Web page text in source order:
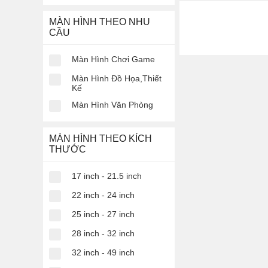
MÀN HÌNH THEO NHU
CẦU
Màn Hình Chơi Game
Màn Hình Đồ Họa,Thiết
Kế
Màn Hình Văn Phòng
MÀN HÌNH THEO KÍCH
THƯỚC
17 inch - 21.5 inch
22 inch - 24 inch
25 inch - 27 inch
28 inch - 32 inch
32 inch - 49 inch